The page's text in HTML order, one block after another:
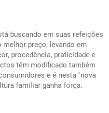
buscando em suas refeições
preço, levando em
procedência, praticidade e
têm modificado também
e é nesta "nova
familiar ganha força.